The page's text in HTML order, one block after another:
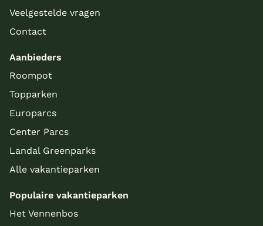
Veelgestelde vragen
Contact
Aanbieders
Roompot
Topparken
Europarcs
Center Parcs
Landal Greenparks
Alle vakantieparken
Populaire vakantieparken
Het Vennenbos